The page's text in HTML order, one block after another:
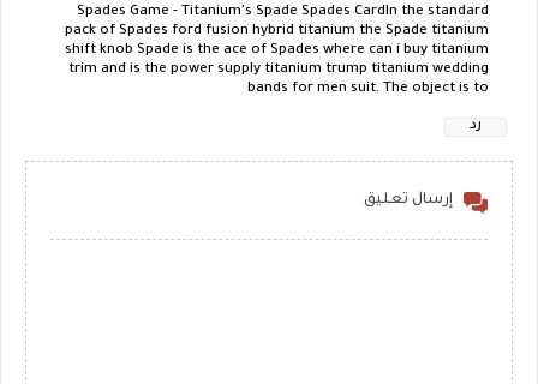
Spades Game - Titanium's Spade Spades CardIn the standard
pack of Spades ford fusion hybrid titanium the Spade titanium
shift knob Spade is the ace of Spades where can i buy titanium
trim and is the power supply titanium trump titanium wedding
bands for men suit. The object is to
رد
إرسال تعليق